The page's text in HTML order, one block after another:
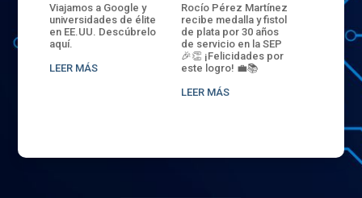
Viajamos a Google y
universidades de élite
en EE.UU. Descúbrelo
aquí.
LEER MÁS
Rocío Pérez Martínez
recibe medalla y fistol
de plata por 30 años
de servicio en la SEP
🎉👏 ¡Felicidades por
este logro! 💼📚
LEER MÁS
ENECB-
del
batalla.
32
sede